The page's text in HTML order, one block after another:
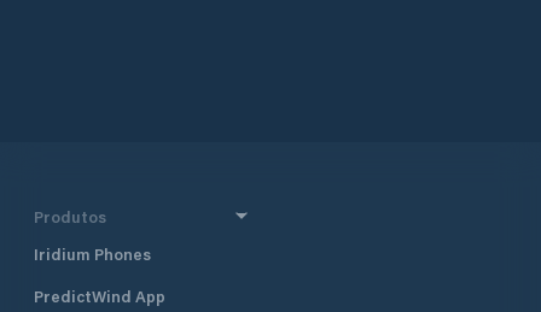
Produtos
Iridium Phones
PredictWind App